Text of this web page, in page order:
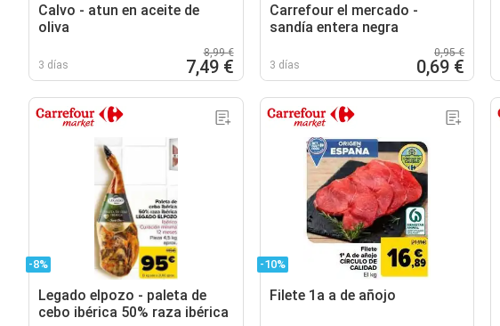
Calvo - atun en aceite de
oliva
3 días
8,99 €
7,49 €
Carrefour el mercado -
sandía entera negra
3 días
0,95 €
0,69 €
-8%
Legado elpozo - paleta de
cebo ibérica 50% raza ibérica
-10%
Filete 1a a de añojo